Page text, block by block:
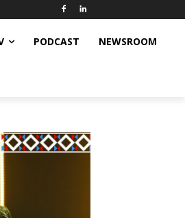
PODCAST NEWSROOM